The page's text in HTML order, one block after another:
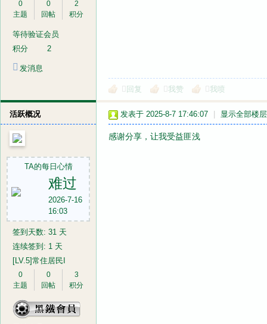
0
主题
0
回帖
2
积分
等待验证会员
积分
2
发消息
回复 我赞 我喷
活跃概况
TA的每日心情
难过
2026-7-16
16:03
签到天数: 31 天
连续签到: 1 天
[LV.5]常住居民I
0
主题
0
回帖
3
积分
发表于 2025-8-7 17:46:07 显示全部楼层
感谢分享，让我受益匪浅